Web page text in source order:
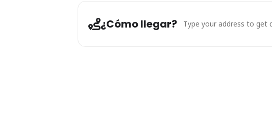
¿Cómo llegar? DIRECCIONES - SESIÓN